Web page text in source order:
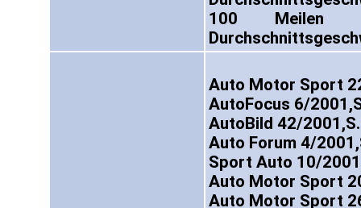
100 Meilen
Auto Motor Sport
AutoFocus 6/
AutoBild 42/
Auto Forum 4/
Sport Auto 10/
Auto Motor Sport
Auto Motor Sport